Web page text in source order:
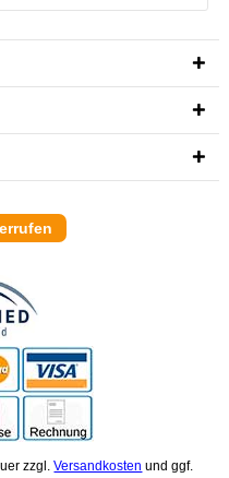
zzgl.Versandkosten und ggf.